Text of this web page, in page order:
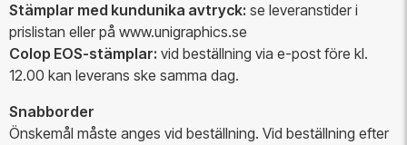
Stämplar med kundunika avtryck: se leveranstider i
prislistan eller på www.unigraphics.se
Colop EOS-stämplar: vid beställning via e-post före kl.
12.00 kan leverans ske samma dag.
Snabborder
Önskemål måste anges vid beställning. Vid beställning efter